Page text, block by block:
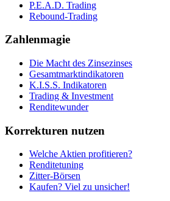
P.E.A.D. Trading
Rebound-Trading
Zahlenmagie
Die Macht des Zinsezinses
Gesamtmarktindikatoren
K.I.S.S. Indikatoren
Trading & Investment
Renditewunder
Korrekturen nutzen
Welche Aktien profitieren?
Renditetuning
Zitter-Börsen
Kaufen? Viel zu unsicher!